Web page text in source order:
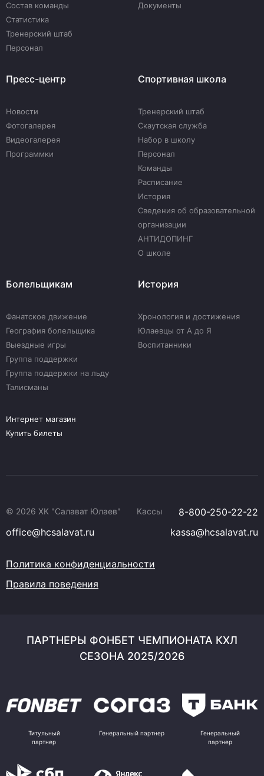
Состав команды
Статистика
Тренерский штаб
Персонал
Документы
Пресс-центр
Новости
Фотогалерея
Видеогалерея
Программки
Спортивная школа
Тренерский штаб
Скаутская служба
Набор в школу
Персонал
Команды
Расписание
История
Сведения об образовательной
организации
АНТИДОПИНГ
О школе
Болельщикам
Фанатское движение
География болельщика
Выездные игры
Группа поддержки
Группа поддержки на льду
Талисманы
История
Хронология и достижения
Юлаевцы от А до Я
Воспитанники
Интернет магазин
Купить билеты
© 2026 ХК "Салават Юлаев" Кассы
8-800-250-22-22
office@hcsalavat.ru
kassa@hcsalavat.ru
Политика конфиденциальности
Правила поведения
ПАРТНЕРЫ ФОНБЕТ ЧЕМПИОНАТА КХЛ
СЕЗОНА 2025/2026
Титульный
партнер
Генеральный партнер
Генеральный
партнер